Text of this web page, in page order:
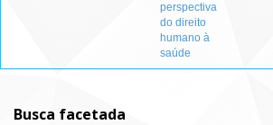
perspectiva
do direito
humano à
saúde
Busca facetada